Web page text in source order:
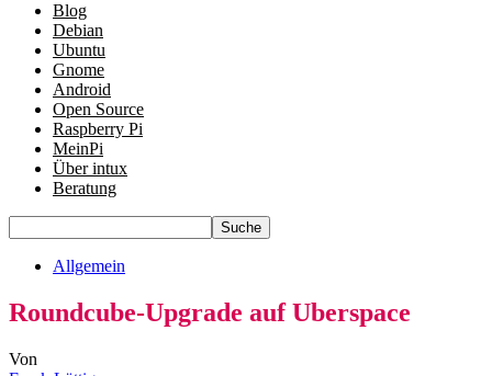
Blog
Debian
Ubuntu
Gnome
Android
Open Source
Raspberry Pi
MeinPi
Über intux
Beratung
Allgemein
Roundcube-Upgrade auf Uberspace
Von